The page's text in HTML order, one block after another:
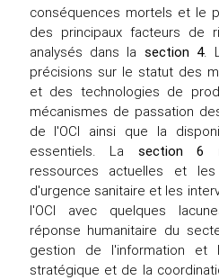
conséquences mortels et le
des principaux facteurs de
analysés dans la section 4.
précisions sur le statut des
et des technologies de
mécanismes de passation
de l'OCI ainsi que la
essentiels. La section 6
ressources actuelles et
d'urgence sanitaire et les
l'OCI avec quelques
réponse humanitaire du
gestion de l'information et
stratégique et de la